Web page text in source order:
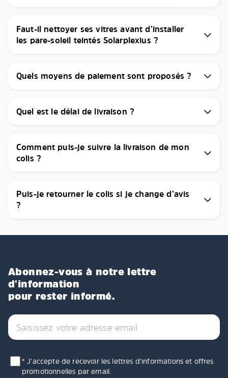
Faut-il nettoyer ses vitres avant d’installer
les pare-soleil teintés Solarplexius ?
Quels moyens de paiement sont proposés ?
Quel est le délai de livraison ?
Comment puis-je suivre la livraison de mon
colis ?
Puis-je retourner le colis si je change d’avis
?
Abonnez-vous à notre lettre
d'information
pour rester informé.
* J'accepte de recevoir les lettres d'informations et offres
promotionnelles par email.